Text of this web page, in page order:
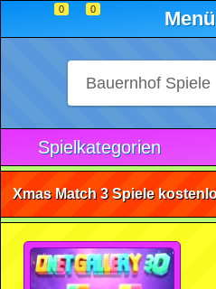
0 0 Menü
Spielkategorien